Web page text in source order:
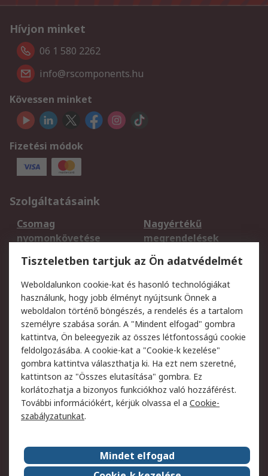
Hívjon minket
06 1 580 2262
info@rscomponents.hu
Kövessen minket
Fizetési módok
Szolgáltatásaink
Csomag
nyomonkövetése
Nagyértékű
megrendelések
Regisztráció
Szállítás
Termékvisszaküldés
Szolgáltatások
Jogi
Adatvédelmi
szabályzat
Az RS értékesítési
feltételei
Cookie szabályzat
Email biztonság
Webhelyre vonatkozó
feltételek
Weboldal felhasználói
szabályzata
Képviseletek
Rólunk
Vállalatcsoport
Tiszteletben tartjuk az Ön adatvédelmét
Weboldalunkon cookie-kat és hasonló technológiákat
használunk, hogy jobb élményt nyújtsunk Önnek a
weboldalon történő böngészés, a rendelés és a tartalom
személyre szabása során. A "Mindent elfogad" gombra
kattintva, Ön beleegyezik az összes létfontosságú cookie
feldolgozásába. A cookie-kat a "Cookie-k kezelése"
gombra kattintva választhatja ki. Ha ezt nem szeretné,
kattintson az "Összes elutasítása" gombra. Ez
korlátozhatja a bizonyos funkciókhoz való hozzáférést.
További információkért, kérjük olvassa el a Cookie-
szabályzatunkat.
Mindet elfogad